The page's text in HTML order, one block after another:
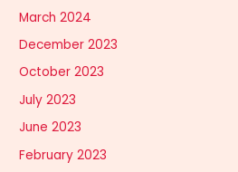
March 2024
December 2023
October 2023
July 2023
June 2023
February 2023